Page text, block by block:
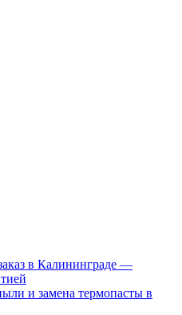
в Калининграде —
и замена термопасты в